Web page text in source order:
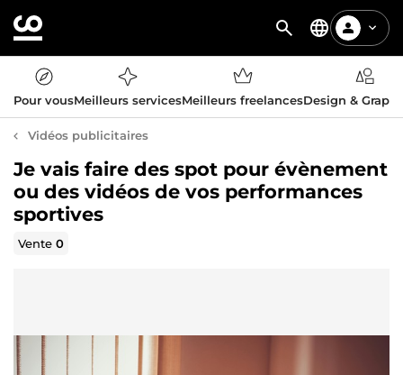
Pour vousMeilleurs servicesMeilleurs freelancesDesign &
Vidéos publicitaires
Je vais faire des spot pour évènement
ou des vidéos de vos performances
sportives
Vente0